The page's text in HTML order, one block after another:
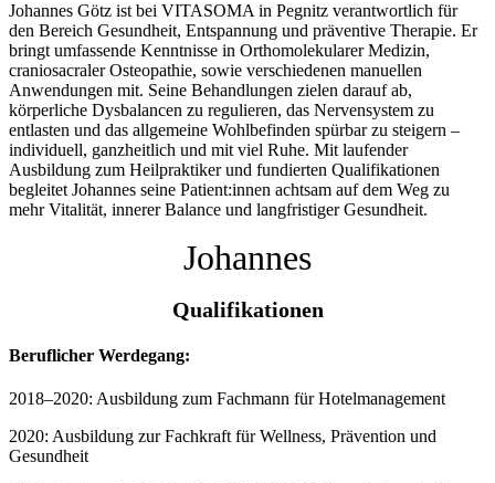
Johannes Götz ist bei VITASOMA in Pegnitz verantwortlich für
den Bereich Gesundheit, Entspannung und präventive Therapie. Er
bringt umfassende Kenntnisse in Orthomolekularer Medizin,
craniosacraler Osteopathie, sowie verschiedenen manuellen
Anwendungen mit. Seine Behandlungen zielen darauf ab,
körperliche Dysbalancen zu regulieren, das Nervensystem zu
entlasten und das allgemeine Wohlbefinden spürbar zu steigern –
individuell, ganzheitlich und mit viel Ruhe. Mit laufender
Ausbildung zum Heilpraktiker und fundierten Qualifikationen
begleitet Johannes seine Patient:innen achtsam auf dem Weg zu
mehr Vitalität, innerer Balance und langfristiger Gesundheit.
Johannes
Qualifikationen
Beruflicher Werdegang:
2018–2020: Ausbildung zum Fachmann für Hotelmanagement
2020: Ausbildung zur Fachkraft für Wellness, Prävention und
Gesundheit